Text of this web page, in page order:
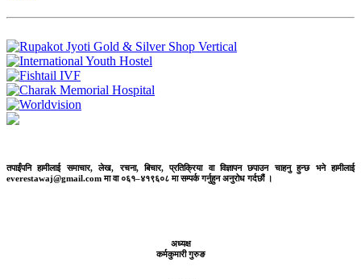
तपाईंपनि हामीलाई समाचार, लेख, रचना, बिचार, प्रतिक्रिया वा विज्ञापन छपाउन चाहनु हुन्छ भने हामीलाई
everestawaj@gmail.com मा वा ०६१–४१९६०८ मा सम्पर्क गर्नुहुन अनुरोध गर्दछौं ।
अध्यक्ष
कर्मकुमारी गुरुङ